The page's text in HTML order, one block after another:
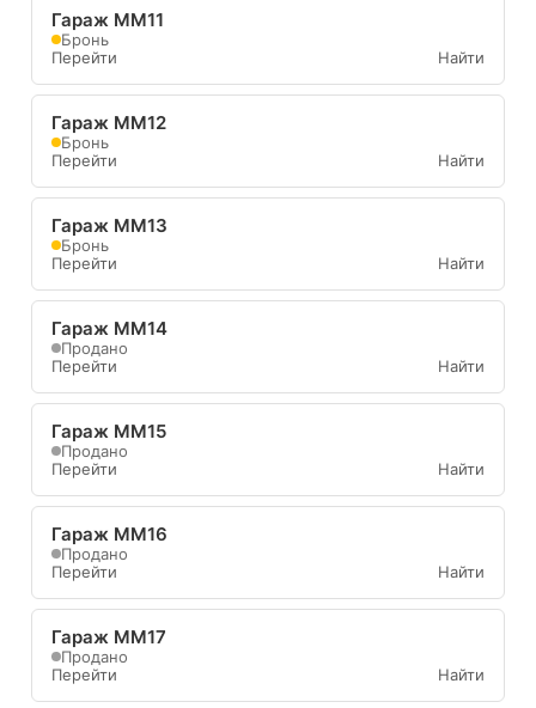
Гараж ММ11
Бронь
Перейти
Найти
Гараж ММ12
Бронь
Перейти
Найти
Гараж ММ13
Бронь
Перейти
Найти
Гараж ММ14
Продано
Перейти
Найти
Гараж ММ15
Продано
Перейти
Найти
Гараж ММ16
Продано
Перейти
Найти
Гараж ММ17
Продано
Перейти
Найти